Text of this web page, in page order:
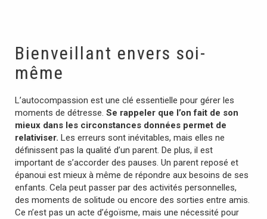
Bienveillant envers soi-
même
L’autocompassion est une clé essentielle pour gérer les
moments de détresse. Se rappeler que l’on fait de son
mieux dans les circonstances données permet de
relativiser. Les erreurs sont inévitables, mais elles ne
définissent pas la qualité d’un parent. De plus, il est
important de s’accorder des pauses. Un parent reposé et
épanoui est mieux à même de répondre aux besoins de ses
enfants. Cela peut passer par des activités personnelles,
des moments de solitude ou encore des sorties entre amis.
Ce n’est pas un acte d’égoïsme, mais une nécessité pour